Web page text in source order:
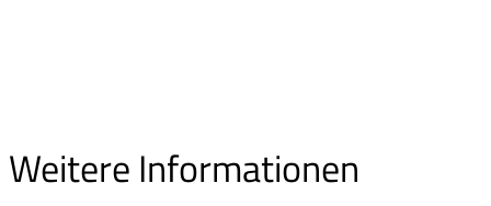
Weitere Informationen